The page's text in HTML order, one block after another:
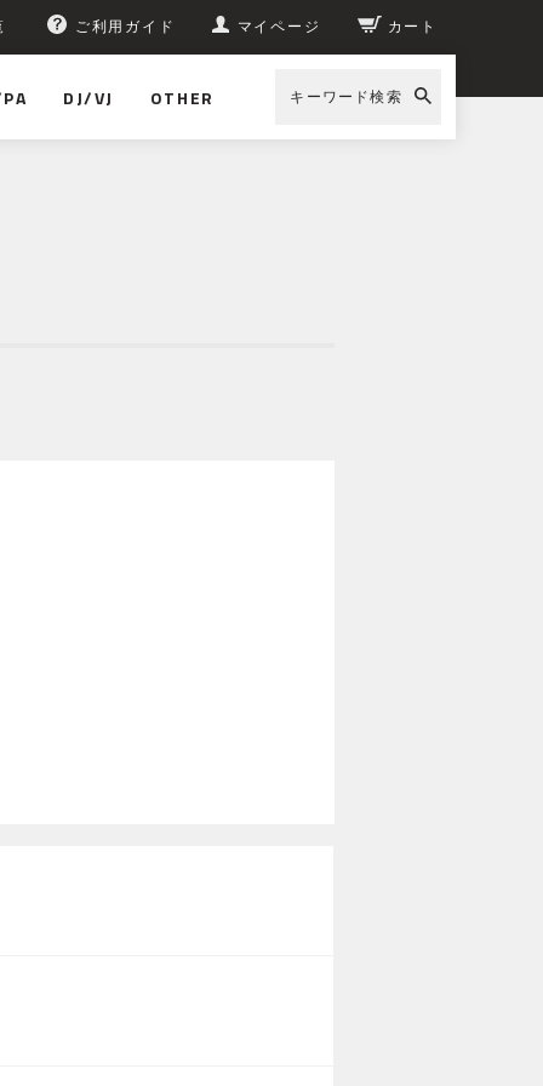
ご利用ガイド マイページ カート
DJ/VJ OTHER キーワード検索